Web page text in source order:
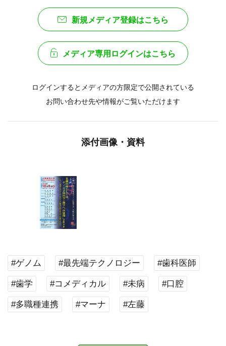
新規メディア登録はこちら
メディア専用ログインはこちら
ログインするとメディアの方限定で公開されている
お問い合わせ先や情報がご覧いただけます
添付画像・資料
#ゲノム #最先端テクノロジー #歯科医師
#歯学 #コメディカル #未病 #口腔
#多職種連携 #マーナ #左藤